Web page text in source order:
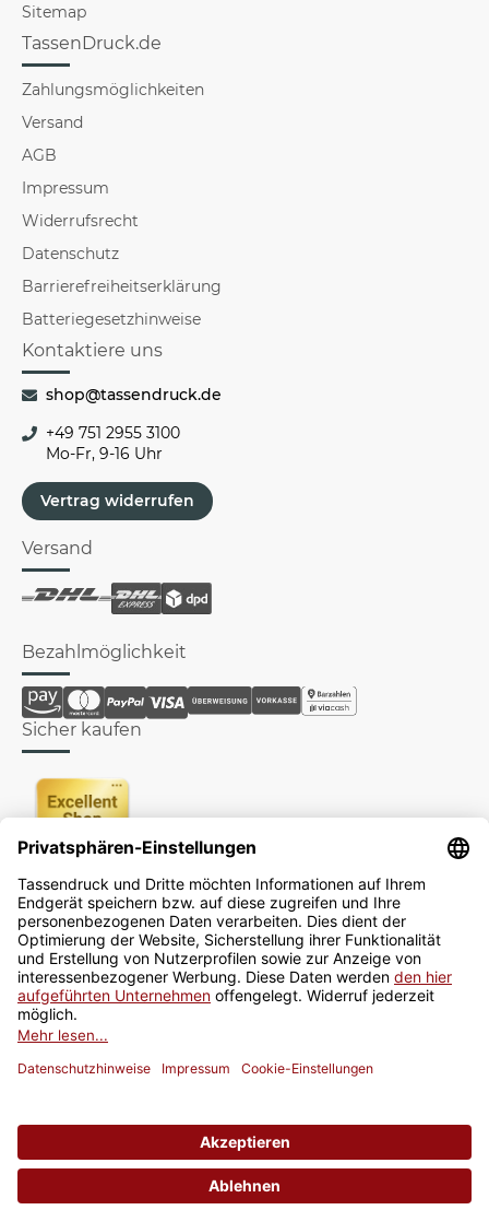
Sitemap
TassenDruck.de
Zahlungsmöglichkeiten
Versand
AGB
Impressum
Widerrufsrecht
Datenschutz
Barrierefreiheitserklärung
Batteriegesetzhinweise
Kontaktiere uns
shop@tassendruck.de
+49 751 2955 3100
Mo-Fr, 9-16 Uhr
Vertrag widerrufen
Versand
Bezahlmöglichkeit
Sicher kaufen
Newsletter